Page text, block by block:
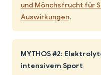
und Mönchsfrucht für
Auswirkungen.
MYTHOS #2:
intensivem Sport